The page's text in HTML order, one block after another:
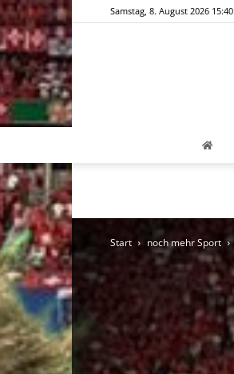
Samstag, 8. August 2026 15:40
Start noch mehr Sport